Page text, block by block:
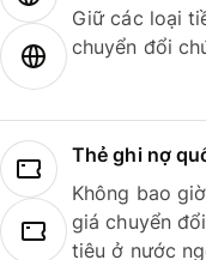
Giữ các loại
chuyển đổi
Thẻ ghi nợ
Không bao
giá chuyển
tiêu ở nước